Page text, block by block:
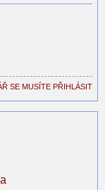
SE MUSÍTE PŘIHLÁSIT